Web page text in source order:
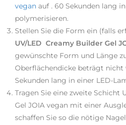
vegan auf . 60 Sekunden lang
polymerisieren.
Stellen Sie die Form ein (falls
UV/LED Creamy Builder Gel
gewünschte Form und Länge
Oberflächendicke beträgt nicht
Sekunden lang in einer LED-
Tragen Sie eine zweite Schicht
Gel JOIA vegan mit einer
schaffen Sie so die nötige